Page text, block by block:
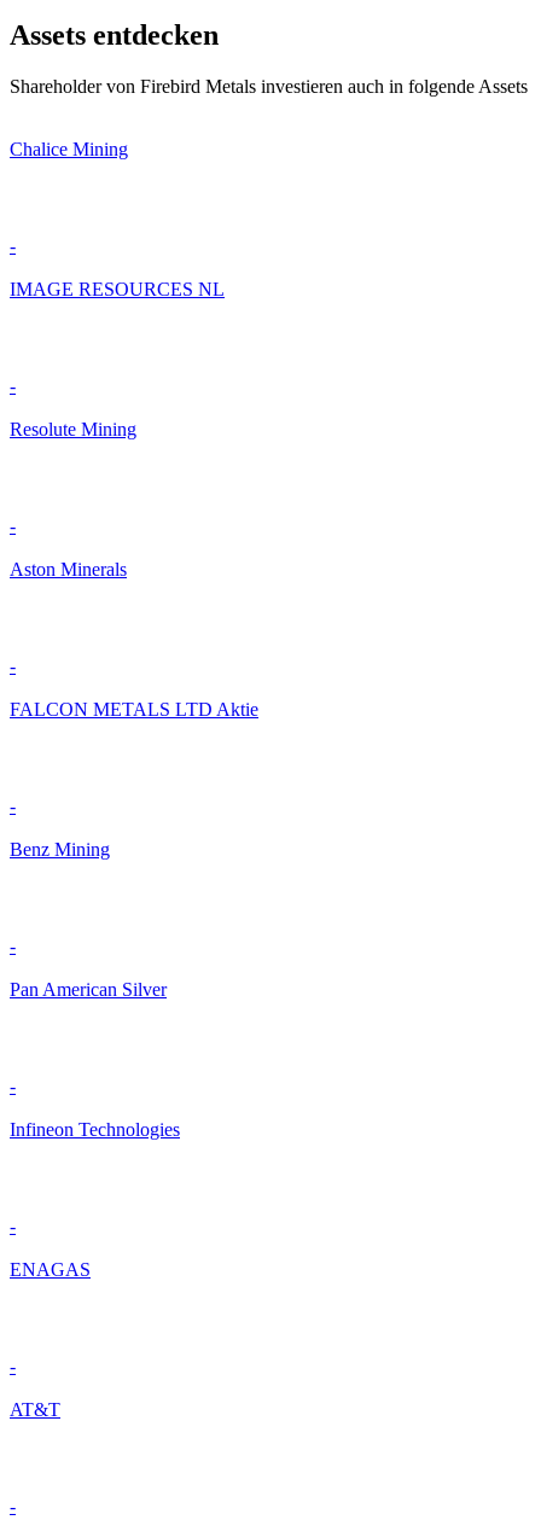
Assets entdecken
Shareholder von Firebird Metals investieren auch in folgende Assets
Chalice Mining
-
IMAGE RESOURCES NL
-
Resolute Mining
-
Aston Minerals
-
FALCON METALS LTD Aktie
-
Benz Mining
-
Pan American Silver
-
Infineon Technologies
-
ENAGAS
-
AT&T
-